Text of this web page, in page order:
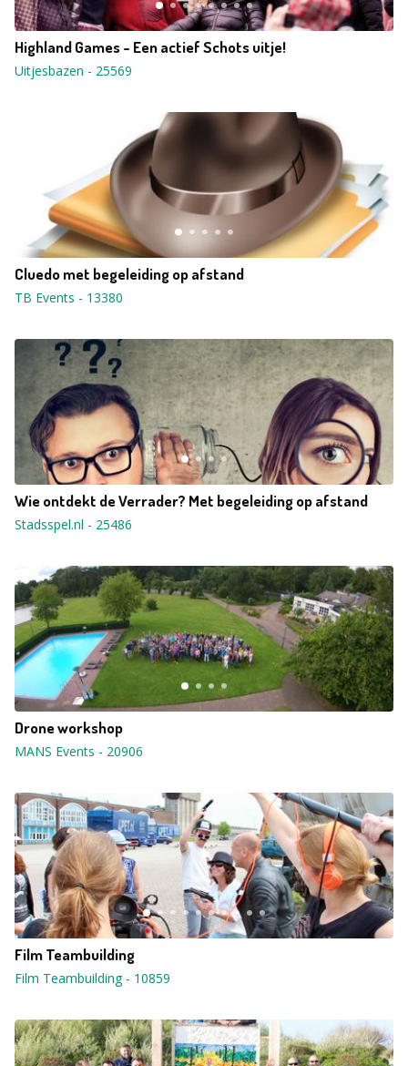
Highland Games - Een actief Schots uitje!
Uitjesbazen - 25569
Cluedo met begeleiding op afstand
TB Events - 13380
Wie ontdekt de Verrader? Met begeleiding op afstand
Stadsspel.nl - 25486
Drone workshop
MANS Events - 20906
Film Teambuilding
Film Teambuilding- 10859